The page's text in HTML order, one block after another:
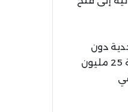
الوجدية دون
وجود سند قانوني يبرر هذا التحويل المالي. كما كشفت التحقيقات عن إبرام اتفاقيات بقيمة 25 مليون